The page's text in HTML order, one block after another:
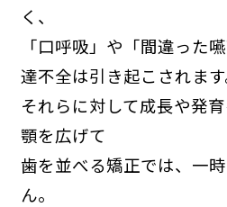
く、
「口呼吸」や「間違った
達不全は引き起こされます
それらに対して成長や発
顎を広げて
歯を並べる矯正では、一
ん。